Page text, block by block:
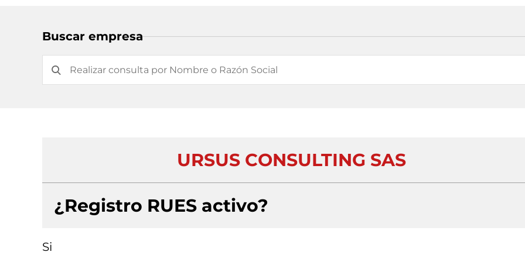
Buscar empresa
URSUS CONSULTING SAS
¿Registro RUES activo?
Si